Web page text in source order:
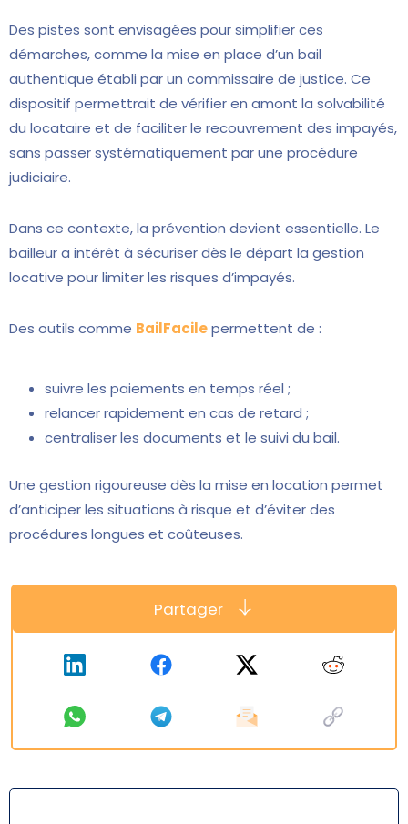
Des pistes sont envisagées pour simplifier ces
démarches, comme la mise en place d’un bail
authentique établi par un commissaire de justice. Ce
dispositif permettrait de vérifier en amont la solvabilité
du locataire et de faciliter le recouvrement des impayés,
sans passer systématiquement par une procédure
judiciaire.
Dans ce contexte, la prévention devient essentielle. Le
bailleur a intérêt à sécuriser dès le départ la gestion
locative pour limiter les risques d’impayés.
Des outils comme BailFacilepermettent de :
suivre les paiements en temps réel ;
relancer rapidement en cas de retard ;
centraliser les documents et le suivi du bail.
Une gestion rigoureuse dès la mise en location permet
d’anticiper les situations à risque et d’éviter des
procédures longues et coûteuses.
Partager